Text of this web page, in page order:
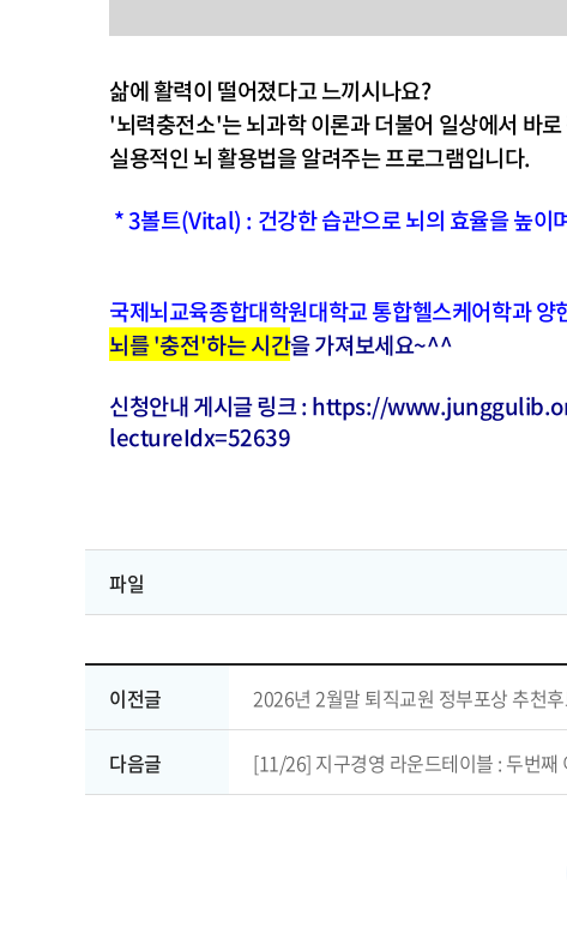
삶에 활력이 떨어졌다고 느끼시나요?
'뇌력충전소'는 뇌과학 이론과 더불어 일상에서 바
실용적인 뇌 활용법을 알려주는 프로그램입니다.
* 3볼트(Vital) : 건강한 습관으로 뇌의 효율을 높이
국제뇌교육종합대학원대학교 통합헬스케어학과 양
뇌를 '충전'하는 시간을 가져보세요~^^
신청안내 게시글 링크 :https://
lectureIdx=52639
파일
이전글 2026년 2월말 퇴직교원 정부포상 추천
다음글 [11/26] 지구경영 라운드테이블 : 두번